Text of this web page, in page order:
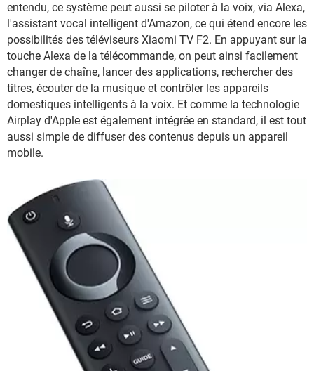
entendu, ce système peut aussi se piloter à la voix, via Alexa,
l'assistant vocal intelligent d'Amazon, ce qui étend encore les
possibilités des téléviseurs Xiaomi TV F2. En appuyant sur la
touche Alexa de la télécommande, on peut ainsi facilement
changer de chaîne, lancer des applications, rechercher des
titres, écouter de la musique et contrôler les appareils
domestiques intelligents à la voix. Et comme la technologie
Airplay d'Apple est également intégrée en standard, il est tout
aussi simple de diffuser des contenus depuis un appareil
mobile.